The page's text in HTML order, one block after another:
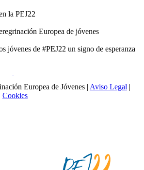
la PEJ22
Europea de jóvenes
jóvenes de #PEJ22 un signo de esperanza
Europea de Jóvenes | Aviso Legal |
Cookies